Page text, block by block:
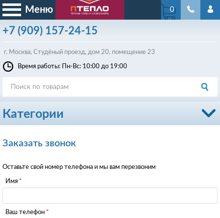
Меню
+7 (909) 157-24-15
г. Москва, Студёный проезд, дом 20, помещение 23
0
Время работы: Пн-Вс: 10:00 до 19:00
Категории
Заказать звонок
Оставьте свой номер телефона и мы вам перезвоним
Имя
Ваш телефон